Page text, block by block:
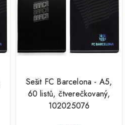
Sešit FC Barcelona - A5,
60 listů, čtverečkovaný,
102025076